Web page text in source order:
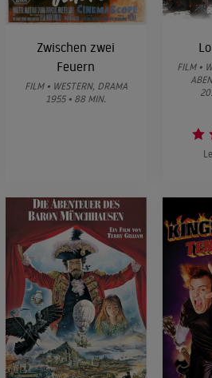
Zwischen zwei
Feuern
FILM • WESTERN, DRAMA
1955 • 88 MIN.
FILM •